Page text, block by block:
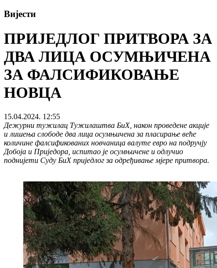
Вијести
ПРИЈЕДЛОГ ПРИТВОРА ЗА
ДВА ЛИЦА ОСУМЊИЧЕНА
ЗА ФАЛСИФИКОВАЊЕ
НОВЦА
15.04.2024. 12:55
Дежурни тужилац Тужилаштва БиХ, након проведене акције
и лишења слободе два лица осумњичена за пласирање веће
количине фалсификованих новчаница валуте евро на подручју
Добоја и Приједора, испитао је осумњичене и одлучио
поднијети Суду БиХ приједлог за одређивање мјере притвора.